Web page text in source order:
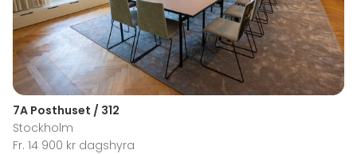
7A Posthuset / 312
Stockholm
Fr. 14 900 kr dagshyra